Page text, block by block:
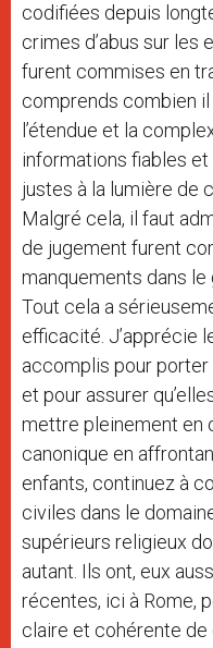
codifiées depuis
crimes d’abus sur les
furent commises en
comprends combien
l’étendue et la
informations fiables
justes à la lumière de
Malgré cela, il faut
de jugement furent
manquements dans le
Tout cela a
efficacité. J’apprécie
accomplis pour porter
et pour assurer
mettre pleinement en
canonique en
enfants, continuez à
civiles dans le
supérieurs religieux
autant. Ils ont, eux
récentes, ici à Rome,
claire et cohérente